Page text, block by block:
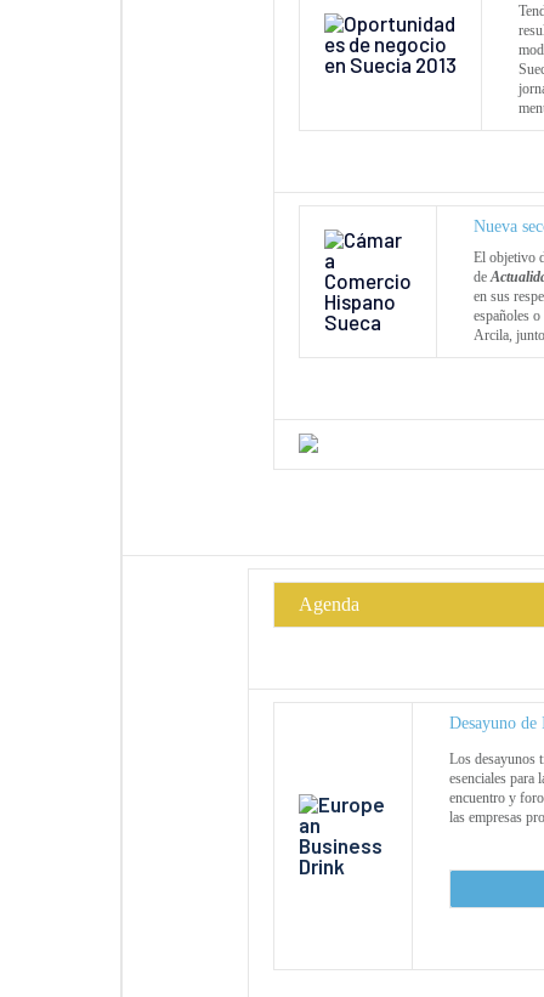
Nueva
El objetivo
de
en sus
españoles
Arcila,
Agenda
Desayuno de
Los desayunos
esenciales para
encuentro y
las empresas